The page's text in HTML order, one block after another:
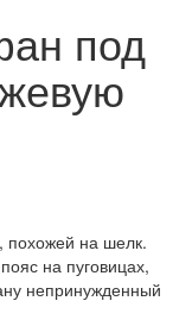
под
похожей на шелк.
на пуговицах,
непринужденный